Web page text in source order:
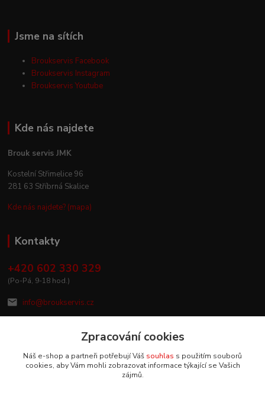
Jsme na sítích
Broukservis Facebook
Broukservis Instagram
Broukservis Youtube
Kde nás najdete
Brouk servis JMK
Kostelní Střimelice 96
281 63 Stříbrná Skalice
Kde nás najdete? (mapa)
Kontakty
+420 602 330 329
(Po-Pá, 9-18 hod.)
info@broukservis.cz
Zpracování cookies
Náš e-shop a partneři potřebují Váš souhlas s použitím souborů
cookies, aby Vám mohli zobrazovat informace týkající se Vašich
zájmů.